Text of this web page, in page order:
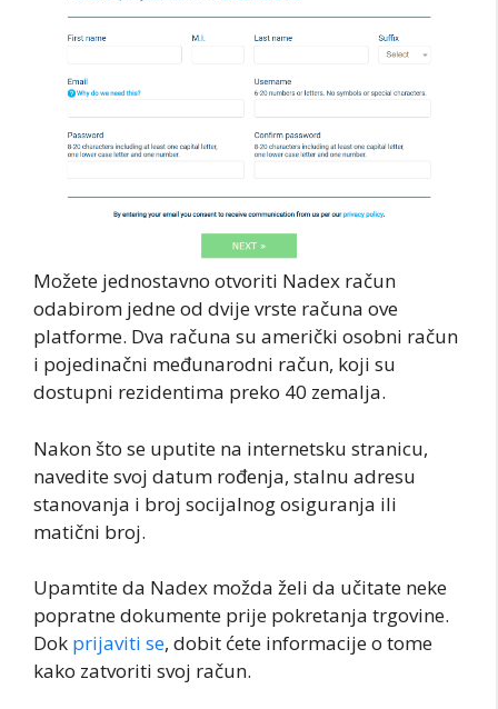
Možete jednostavno otvoriti Nadex račun
odabirom jedne od dvije vrste računa ove
platforme. Dva računa su američki osobni račun
i pojedinačni međunarodni račun, koji su
dostupni rezidentima preko 40 zemalja.
Nakon što se uputite na internetsku stranicu,
navedite svoj datum rođenja, stalnu adresu
stanovanja i broj socijalnog osiguranja ili
matični broj.
Upamtite da Nadex možda želi da učitate neke
popratne dokumente prije pokretanja trgovine.
Dok prijaviti se, dobit ćete informacije o tome
kako zatvoriti svoj račun.